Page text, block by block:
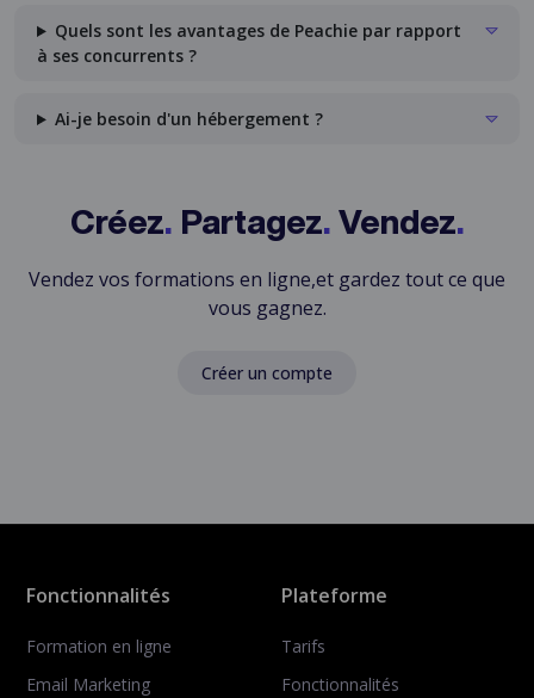
Quels sont les avantages de Peachie par rapport
à ses concurrents ?
Ai-je besoin d'un hébergement ?
Créez. Partagez. Vendez.
Vendez vos formations en ligne,et gardez tout ce que
vous gagnez.
Créer un compte
Fonctionnalités
Formation en ligne
Email Marketing
Plateforme
Tarifs
Fonctionnalités